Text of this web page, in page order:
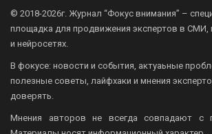
© 2018-2026г. Журнал “Фокус внимания” –
площадка для продвижения экспертов в СМИ,
и нейросетях.
В фокусе: новости и события, актуаьные
полезные советы, лайфхаки и мнения
доверять.
Мнения авторов не всегда совпадают с